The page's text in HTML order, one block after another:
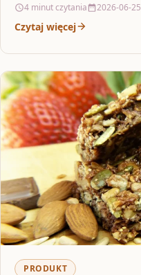
4 minut czytania 2026-06-25
Czytaj więcej
PRODUKT